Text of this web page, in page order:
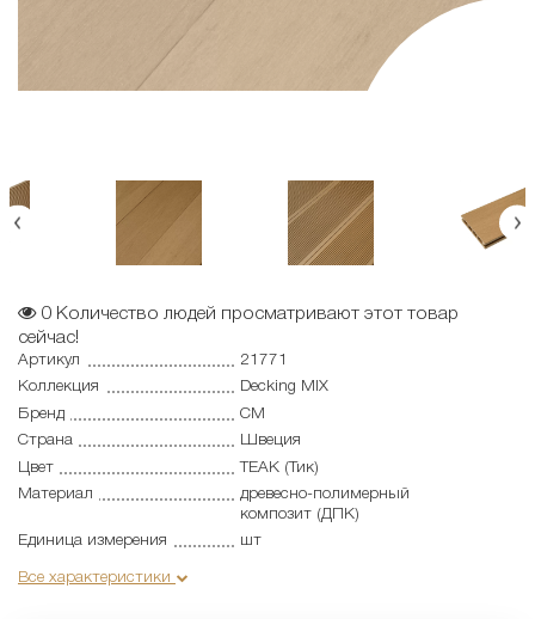
0 Количество людей просматривают этот товар
сейчас!
Артикул
21771
Коллекция
Decking MIX
Бренд
CM
Страна
Швеция
Цвет
TEAK (Тик)
Материал
древесно-полимерный
композит (ДПК)
Единица измерения
шт
Все характеристики